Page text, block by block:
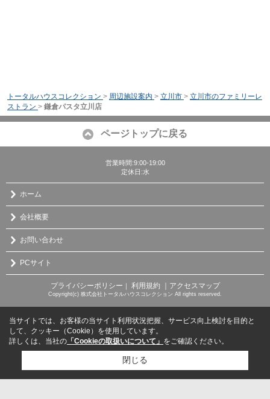
トータルハウスコレクション > 周辺施設案内 > 立川市 > 立川市のファミリーレ
ストラン > 鎌倉パスタ立川店
ページトップに戻る
営業時間:9:00-19:00
定休日:水
ホーム
会社概要
お問い合わせ
PCサイト
プライバシーポリシー ｜ 利用規約 ｜アクセスマップ
Copyright(c) 株式会社トータルハウスコレクション All rights reserved.
当サイトでは、お客様の当サイト利用状況把握、サービス向上検討を目的と
して、クッキー（Cookie）を使用しています。
詳しくは、当社の 「Cookieの取扱いについて」 をご確認ください。
閉じる